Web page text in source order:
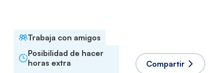
Trabaja con amigos
Posibilidad de hacer
horas extra
Compartir